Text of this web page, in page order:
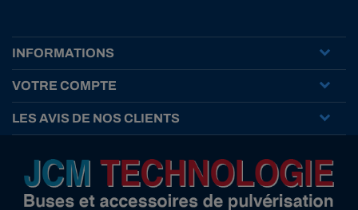
INFORMATIONS
VOTRE COMPTE
LES AVIS DE NOS CLIENTS